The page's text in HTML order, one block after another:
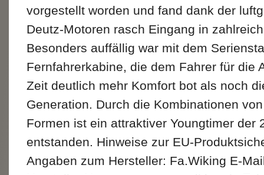
vorgestellt worden und fand dank der
Deutz-Motoren rasch Eingang in
Besonders auffällig war mit dem
Fernfahrerkabine, die dem Fahrer für die
Zeit deutlich mehr Komfort bot als noch
Generation. Durch die Kombinationen
Formen ist ein attraktiver Youngtimer der
entstanden. Hinweise zur EU-
Angaben zum Hersteller: Fa.Wiking E-